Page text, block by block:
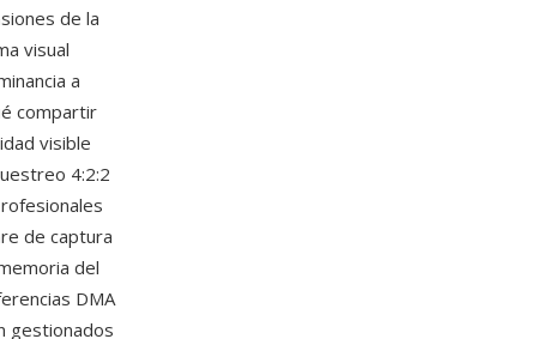
de la
visual
a
compartir
visible
4:2:2
de captura
del
DMA
gestionados